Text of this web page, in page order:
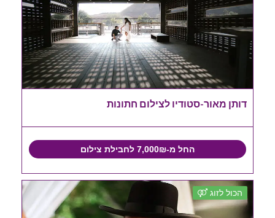
דותן מאור-סטודיו לצילום חתונות
החל מ-7,000₪ לחבילת צילום
הכול לזוג